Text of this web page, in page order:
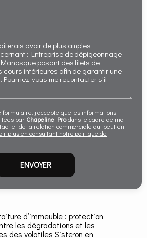
formulaire, j'accepte que les informations
par Chapeline Prodans le cadre de ma
et de la relation commerciale qui peut en
plus en consultant notre politique de
d’immeuble : protection
les dégradations et les
des volatiles Sisteron en